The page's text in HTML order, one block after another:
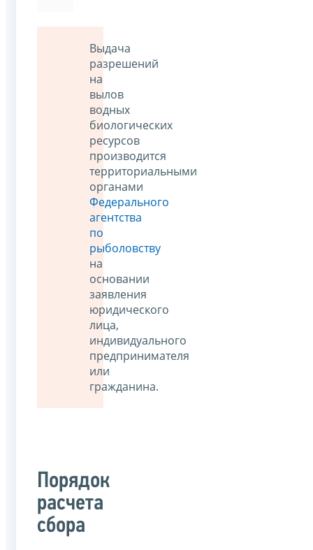
Выдача
разрешений
на
вылов
водных
биологических
ресурсов
производится
территориальными
органами
Федерального
агентства
по
рыболовству
на
основании
заявления
юридического
лица,
индивидуального
предпринимателя
или
гражданина.
Порядок
расчета
сбора